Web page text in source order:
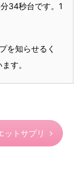
34秒台です。1
を知らせるく
す。
ットサプリ